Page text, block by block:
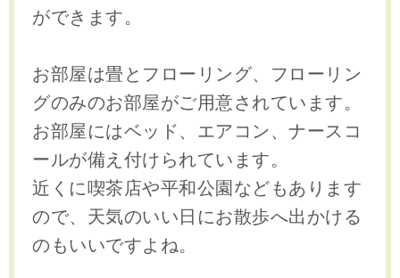
ができます。
お部屋は畳とフローリング、フローリン
グのみのお部屋がご用意されています。
お部屋にはベッド、エアコン、ナースコ
ールが備え付けられています。
近くに喫茶店や平和公園などもあります
ので、天気のいい日にお散歩へ出かける
のもいいですよね。